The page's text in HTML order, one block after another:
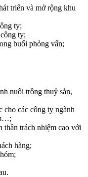
triển và mở rộng khu
ty;
ty;
buổi phỏng vấn;
nuôi trồng thuỷ sản,
các công ty ngành
thần trách nhiệm cao với
hàng;